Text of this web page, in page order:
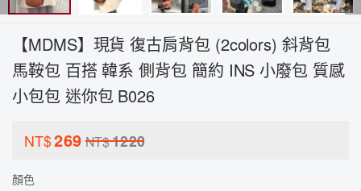
【MDMS】現貨 復古肩背包 (2colors) 斜背包
馬鞍包 百搭 韓系 側背包 簡約 INS 小廢包 質感
小包包 迷你包 B026
NT$269 NT$1220
顏色